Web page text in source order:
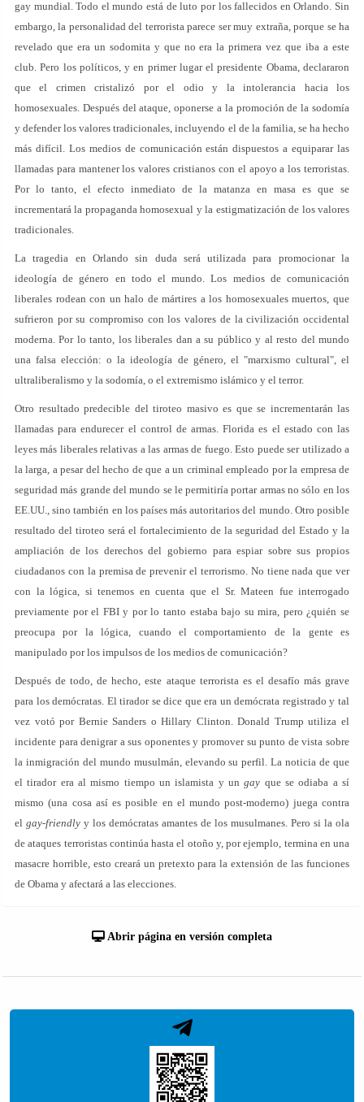
gay mundial. Todo el mundo está de luto por los fallecidos en Orlando. Sin
embargo, la personalidad del terrorista parece ser muy extraña, porque se ha
revelado que era un sodomita y que no era la primera vez que iba a este
club. Pero los políticos, y en primer lugar el presidente Obama, declararon
que el crimen cristalizó por el odio y la intolerancia hacia los
homosexuales. Después del ataque, oponerse a la promoción de la sodomía
y defender los valores tradicionales, incluyendo el de la familia, se ha hecho
más difícil. Los medios de comunicación están dispuestos a equiparar las
llamadas para mantener los valores cristianos con el apoyo a los terroristas.
Por lo tanto, el efecto inmediato de la matanza en masa es que se
incrementará la propaganda homosexual y la estigmatización de los valores
tradicionales.
La tragedia en Orlando sin duda será utilizada para promocionar la
ideología de género en todo el mundo. Los medios de comunicación
liberales rodean con un halo de mártires a los homosexuales muertos, que
sufrieron por su compromiso con los valores de la civilización occidental
moderna. Por lo tanto, los liberales dan a su público y al resto del mundo
una falsa elección: o la ideología de género, el "marxismo cultural", el
ultraliberalismo y la sodomía, o el extremismo islámico y el terror.
Otro resultado predecible del tiroteo masivo es que se incrementarán las
llamadas para endurecer el control de armas. Florida es el estado con las
leyes más liberales relativas a las armas de fuego. Esto puede ser utilizado a
la larga, a pesar del hecho de que a un criminal empleado por la empresa de
seguridad más grande del mundo se le permitiría portar armas no sólo en los
EE.UU., sino también en los países más autoritarios del mundo. Otro posible
resultado del tiroteo será el fortalecimiento de la seguridad del Estado y la
ampliación de los derechos del gobierno para espiar sobre sus propios
ciudadanos con la premisa de prevenir el terrorismo. No tiene nada que ver
con la lógica, si tenemos en cuenta que el Sr. Mateen fue interrogado
previamente por el FBI y por lo tanto estaba bajo su mira, pero ¿quién se
preocupa por la lógica, cuando el comportamiento de la gente es
manipulado por los impulsos de los medios de comunicación?
Después de todo, de hecho, este ataque terrorista es el desafío más grave
para los demócratas. El tirador se dice que era un demócrata registrado y tal
vez votó por Bernie Sanders o Hillary Clinton. Donald Trump utiliza el
incidente para denigrar a sus oponentes y promover su punto de vista sobre
la inmigración del mundo musulmán, elevando su perfil. La noticia de que
el tirador era al mismo tiempo un islamista y un gay que se odiaba a sí
mismo (una cosa así es posible en el mundo post-moderno) juega contra
el gay-friendly y los demócratas amantes de los musulmanes. Pero si la ola
de ataques terroristas continúa hasta el otoño y, por ejemplo, termina en una
masacre horrible, esto creará un pretexto para la extensión de las funciones
de Obama y afectará a las elecciones.
Abrir página en versión completa